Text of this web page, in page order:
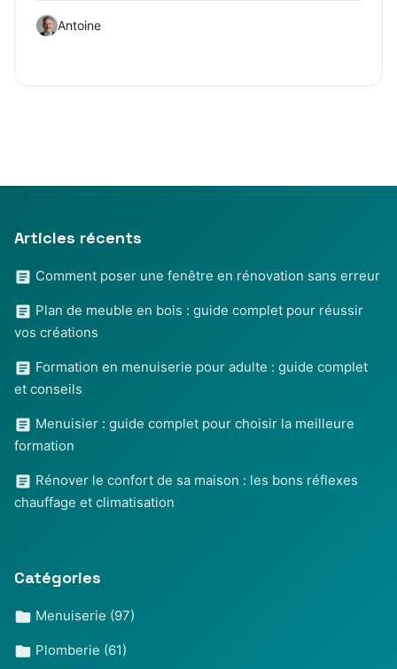
Antoine
Articles récents
Comment poser une fenêtre en rénovation sans erreur
Plan de meuble en bois : guide complet pour réussir
vos créations
Formation en menuiserie pour adulte : guide complet
et conseils
Menuisier : guide complet pour choisir la meilleure
formation
Rénover le confort de sa maison : les bons réflexes
chauffage et climatisation
Catégories
Menuiserie (97)
Plomberie (61)